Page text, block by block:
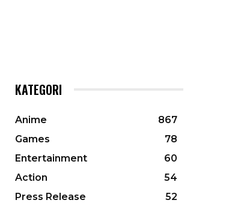
KATEGORI
Anime
867
Games
78
Entertainment
60
Action
54
Press Release
52